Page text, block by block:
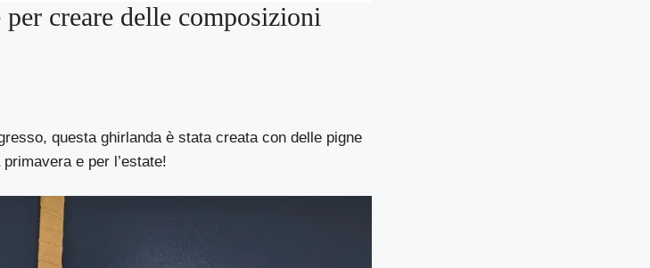
creare delle composizioni
questa ghirlanda è stata creata con delle pigne
e per l’estate!